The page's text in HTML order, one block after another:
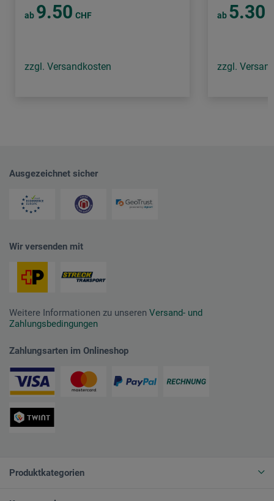
ab 9.50 CHF
zzgl. Versandkosten
ab 5.30
zzgl.
Ausgezeichnet sicher
Wir versenden mit
Weitere Informationen zu unseren Versand- und
Zahlungsbedingungen
Zahlungsarten im Onlineshop
Produktkategorien